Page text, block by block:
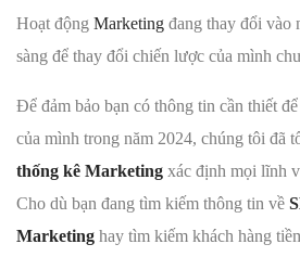
Hoạt động Marketing đang thay đổi vào
sàng để thay đổi chiến lược của mình
Để đảm bảo bạn có thông tin cần thiết
của mình trong năm 2024, chúng tôi đã
thống kê Marketing xác định mọi lĩnh
Cho dù bạn đang tìm kiếm thông tin về
Marketing hay tìm kiếm khách hàng